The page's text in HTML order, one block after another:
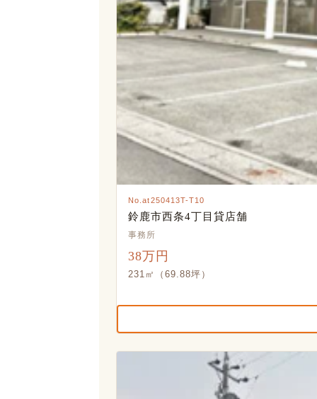
No.at250413T-T10
鈴鹿市西条4丁目貸店舗
事務所
38万円
231㎡（69.88坪）